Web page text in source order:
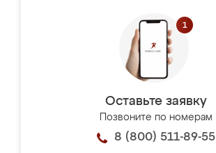
Оставьте заявку
Позвоните по номерам
8 (800) 511-89-55